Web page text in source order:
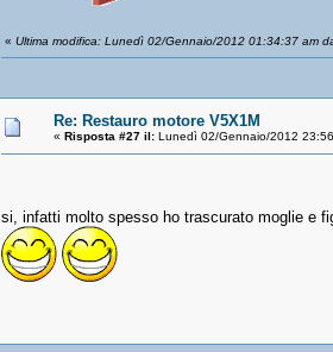
« Ultima modifica: Lunedì 02/Gennaio/2012 01:34:37 am
Re: Restauro motore V5X1M
« Risposta #27 il: Lunedì 02/Gennaio/2012
si, infatti molto spesso ho trascurato moglie e